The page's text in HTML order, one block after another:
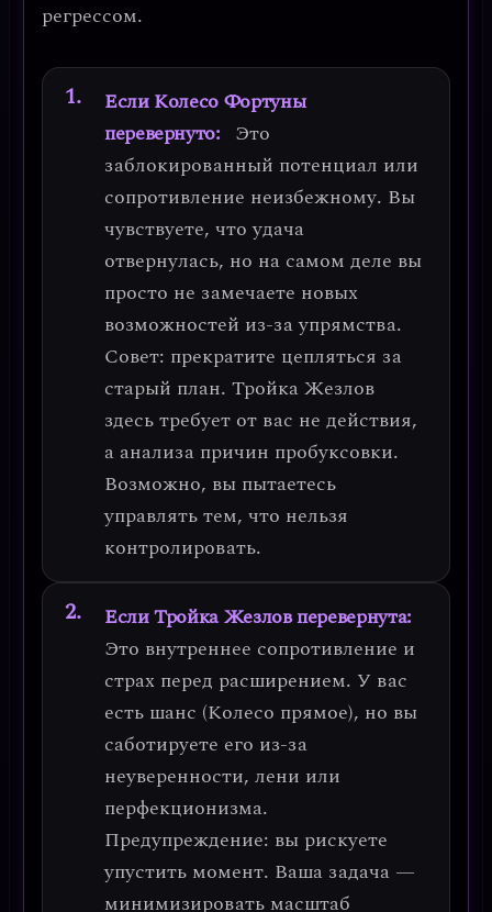
регрессом.
Если Колесо Фортуны
перевернуто: Это
заблокированный потенциал или
сопротивление неизбежному. Вы
чувствуете, что удача
отвернулась, но на самом деле вы
просто не замечаете новых
возможностей из-за упрямства.
Совет: прекратите цепляться за
старый план. Тройка Жезлов
здесь требует от вас не действия,
а анализа причин пробуксовки.
Возможно, вы пытаетесь
управлять тем, что нельзя
контролировать.
Если Тройка Жезлов перевернута:
Это внутреннее сопротивление и
страх перед расширением. У вас
есть шанс (Колесо прямое), но вы
саботируете его из-за
неуверенности, лени или
перфекционизма.
Предупреждение: вы рискуете
упустить момент. Ваша задача —
минимизировать масштаб